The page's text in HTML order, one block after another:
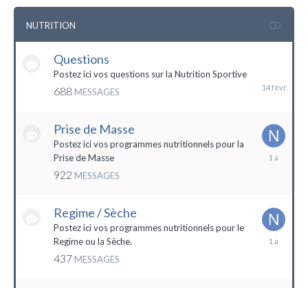
NUTRITION
Questions
Postez ici vos questions sur la Nutrition Sportive
688 MESSAGES
Prise de Masse
Postez ici vos programmes nutritionnels pour la
Prise de Masse
922 MESSAGES
19
Regime / Sèche
Postez ici vos programmes nutritionnels pour le
Regime ou la Sèche.
437 MESSAGES
18